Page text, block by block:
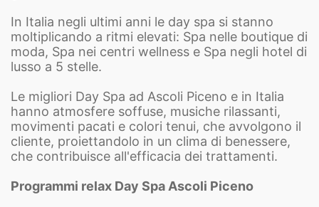
In Italia negli ultimi anni le day spa si stanno
moltiplicando a ritmi elevati: Spa nelle boutique di
moda, Spa nei centri wellness e Spa negli hotel di
lusso a 5 stelle.
Le migliori Day Spa ad Ascoli Piceno e in Italia
hanno atmosfere soffuse, musiche rilassanti,
movimenti pacati e colori tenui, che avvolgono il
cliente, proiettandolo in un clima di benessere,
che contribuisce all'efficacia dei trattamenti.
Programmi relax Day Spa Ascoli Piceno